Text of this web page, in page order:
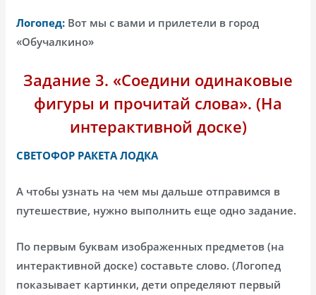
Логопед: Вот мы с вами и прилетели в город
«Обучалкино»
Задание 3. «Соедини одинаковые
фигуры и прочитай слова». (На
интерактивной доске)
СВЕТОФОР РАКЕТА ЛОДКА
А чтобы узнать на чем мы дальше отправимся в
путешествие, нужно выполнить еще одно задание.
По первым буквам изображенных предметов (на
интерактивной доске) составьте слово. (Логопед
показывает картинки, дети определяют первый